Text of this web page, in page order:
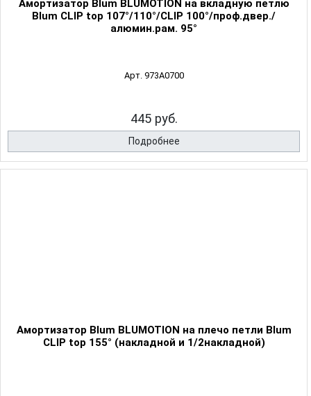
Амортизатор Blum BLUMOTION на вкладную петлю
Blum CLIP top 107°/110°/CLIP 100°/проф.двер./
алюмин.рам. 95°
Арт. 973A0700
445 руб.
Подробнее
Амортизатор Blum BLUMOTION на плечо петли Blum
CLIP top 155° (накладной и 1/2накладной)